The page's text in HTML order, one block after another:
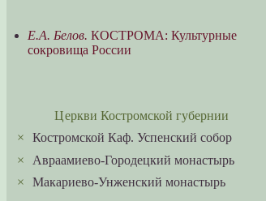
Е.А. Белов. КОСТРОМА: Культурные
сокровища России
Церкви Костромской губернии
×Костромской Каф. Успенский собор
Авраамиево-Городецкий монастырь
×Макариево-Унженский монастырь